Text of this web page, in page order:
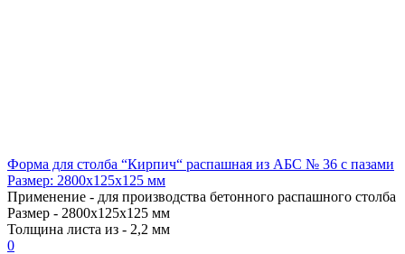
Форма для столба “Кирпич“ распашная из АБС № 36 с пазами
Размер: 2800х125х125 мм
Применение - для производства бетонного распашного столба
Размер - 2800х125х125 мм
Толщина листа из - 2,2 мм
0